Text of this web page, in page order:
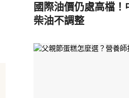
國際油價仍處高檔
柴油不調整